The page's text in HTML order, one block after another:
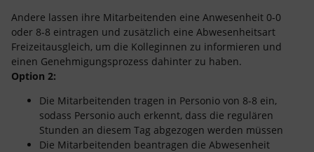
Andere lassen ihre Mitarbeitenden eine Anwesenheit 0-0
oder 8-8 eintragen und zusätzlich eine Abwesenheitsart
Freizeitausgleich, um die Kolleginnen zu informieren und
einen Genehmigungsprozess dahinter zu haben.
Option 2:
Die Mitarbeitenden tragen in Personio von 8-8 ein,
sodass Personio auch erkennt, dass die regulären
Stunden an diesem Tag abgezogen werden müssen
Die Mitarbeitenden beantragen die Abwesenheit